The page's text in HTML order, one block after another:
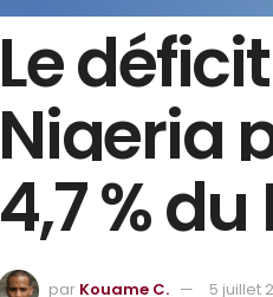
Le
Nigeria
4,7 % du
par Kouame C. 5 juillet